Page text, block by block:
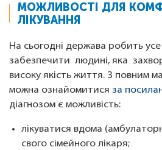
МОЖЛИВОСТІ ДЛЯ
ЛІКУВАННЯ
На сьогодні держава робить
забезпечити людині, яка
високу якість життя. З повним
можна ознайомитися за
діагнозом є можливість:
лікуватися вдома
свого сімейного лікаря;